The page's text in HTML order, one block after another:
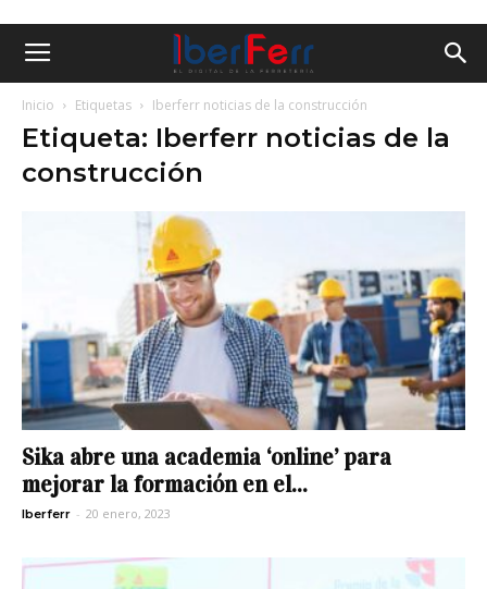
Inicio Etiquetas Iberferr noticias de la construcción
Etiqueta: Iberferr noticias de la
construcción
Sika abre una academia ‘online’ para
mejorar la formación en el...
Iberferr - 20 enero, 2023